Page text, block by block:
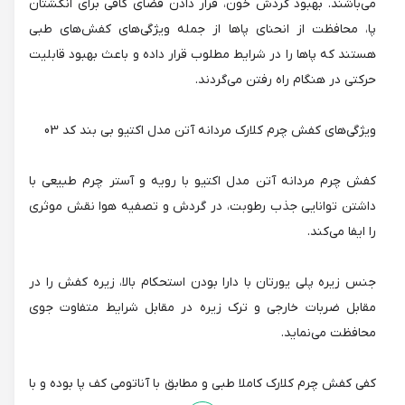
می‌باشند. بهبود گردش خون، قرار دادن فضای کافی برای انگشتان
پا، محافظت از انحنای پاها از جمله ویژگی‌های کفش‌های طبی
هستند که پاها را در شرایط مطلوب قرار داده و باعث بهبود قابلیت
حرکتی در هنگام راه رفتن می‌گردند.
ویژگی‌های کفش چرم کلارک مردانه آتن مدل اکتیو بی بند کد 03
کفش چرم مردانه آتن مدل اکتیو با رویه و آستر چرم طبیعی با
داشتن توانایی جذب رطوبت، در گردش و تصفیه هوا نقش موثری
را ایفا می‌کند.
جنس زیره پلی یورتان با دارا بودن استحکام بالا، زیره کفش را در
مقابل ضربات خارجی و ترک زیره در مقابل شرایط متفاوت جوی
محافظت می‌نماید.
کفی کفش چرم کلارک کاملا طبی و مطابق با آناتومی کف پا بوده و با